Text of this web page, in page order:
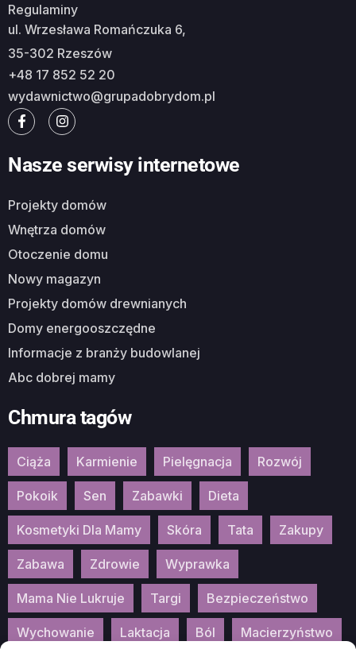
Regulaminy
ul. Wrzesława Romańczuka 6,
35-302 Rzeszów
+48 17 852 52 20
wydawnictwo@grupadobrydom.pl
Nasze serwisy internetowe
Projekty domów
Wnętrza domów
Otoczenie domu
Nowy magazyn
Projekty domów drewnianych
Domy energooszczędne
Informacje z branży budowlanej
Abc dobrej mamy
Chmura tagów
Ciąża Karmienie Pielęgnacja Rozwój
Pokoik Sen Zabawki Dieta
Kosmetyki Dla Mamy Skóra Tata Zakupy
Zabawa Zdrowie Wyprawka
Mama Nie Lukruje Targi Bezpieczeństwo
Wychowanie Laktacja Ból Macierzyństwo